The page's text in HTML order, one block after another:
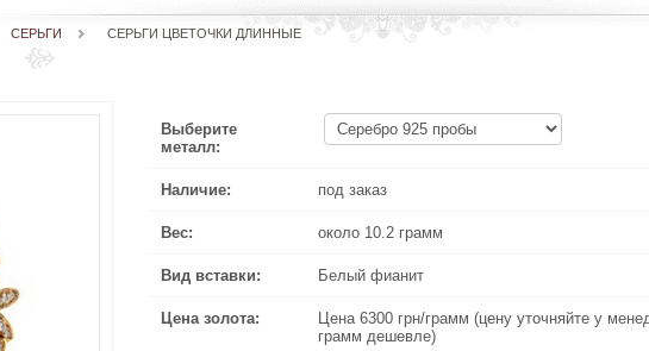
СЕРЬГИ СЕРЬГИ ЦВЕТОЧКИ ДЛИННЫЕ
Выберите
металл:
Наличие: под заказ
Вес: около 10.2 грамм
Вид вставки: Белый фианит
Цена золота:
Цена 6300 грн/грамм (цену уточняйте у
грамм дешевле)
Цена 6300 грн/грамм (цену уточняйте у менеджера по